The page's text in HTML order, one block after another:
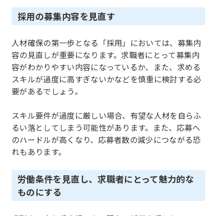
採用の募集内容を見直す
人材確保の第一歩となる「採用」においては、募集内
容の見直しが重要になります。求職者にとって募集内
容がわかりやすい内容になっているか、また、求める
スキルが過度に高すぎないかなどを慎重に検討する必
要があるでしょう。
スキル要件が過度に厳しい場合、有望な人材を自らふ
るい落としてしまう可能性があります。また、応募へ
のハードルが高くなり、応募者数の減少につながる恐
れもあります。
労働条件を見直し、求職者にとって魅力的な
ものにする